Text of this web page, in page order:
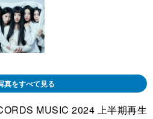
真をすべて見る
MUSIC 2024 上半期再生